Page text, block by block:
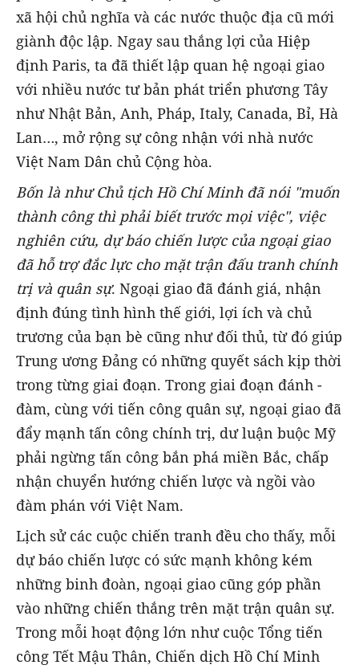
xã hội chủ nghĩa và các nước thuộc địa cũ mới
giành độc lập. Ngay sau thắng lợi của Hiệp
định Paris, ta đã thiết lập quan hệ ngoại giao
với nhiều nước tư bản phát triển phương Tây
như Nhật Bản, Anh, Pháp, Italy, Canada, Bỉ, Hà
Lan…, mở rộng sự công nhận với nhà nước
Việt Nam Dân chủ Cộng hòa.
Bốn là nhưChủ tịch Hồ Chí Minh đã nói "muốn
thành công thì phải biết trước mọi việc", việc
nghiên cứu, dự báo chiến lược của ngoại giao
đã hỗ trợ đắc lực cho mặt trận đấu tranh chính
trị và quân sự. Ngoại giao đã đánh giá, nhận
định đúng tình hình thế giới, lợi ích và chủ
trương của bạn bè cũng như đối thủ, từ đó giúp
Trung ương Đảng có những quyết sách kịp thời
trong từng giai đoạn. Trong giai đoạn đánh -
đàm, cùng với tiến công quân sự, ngoại giao đã
đẩy mạnh tấn công chính trị, dư luận buộc Mỹ
phải ngừng tấn công bắn phá miền Bắc, chấp
nhận chuyển hướng chiến lược và ngồi vào
đàm phán với Việt Nam.
Lịch sử các cuộc chiến tranh đều cho thấy, mỗi
dự báo chiến lược có sức mạnh không kém
những binh đoàn, ngoại giao cũng góp phần
vào những chiến thắng trên mặt trận quân sự.
Trong mỗi hoạt động lớn như cuộc Tổng tiến
công Tết Mậu Thân, Chiến dịch Hồ Chí Minh